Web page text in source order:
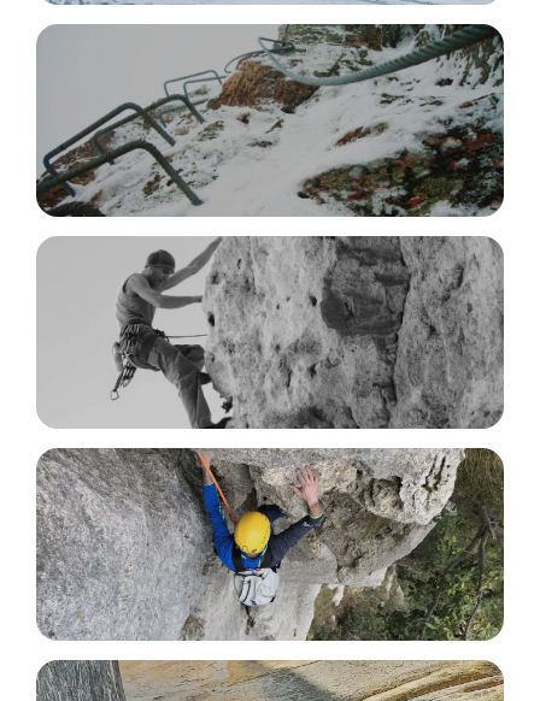
Ski Mountaineering Trips
Via Ferrata Routes
Climbing
Multipitch Climbing